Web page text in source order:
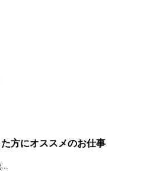
方にオススメのお仕事